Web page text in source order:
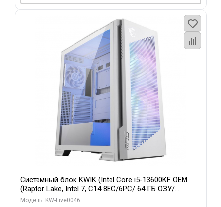
Системный блок KWIK (Intel Core i5-13600KF OEM
(Raptor Lake, Intel 7, C14 8EC/6PC/ 64 ГБ ОЗУ/
Gigabyte RTX5060Ti GAMING OC 8GB GDDR7 128bit
Модель: KW-Live0046